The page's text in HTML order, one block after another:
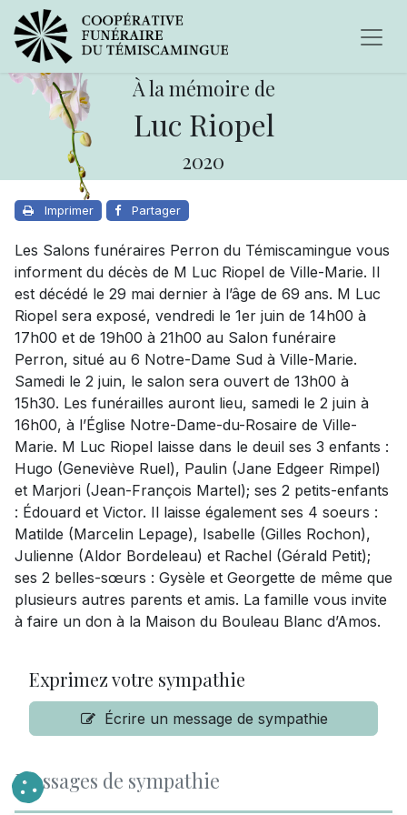
À la mémoire de
Luc Riopel
2020
Imprimer Partager
Les Salons funéraires Perron du Témiscamingue vous
informent du décès de M Luc Riopel de Ville-Marie. Il
est décédé le 29 mai dernier à l’âge de 69 ans. M Luc
Riopel sera exposé, vendredi le 1er juin de 14h00 à
17h00 et de 19h00 à 21h00 au Salon funéraire
Perron, situé au 6 Notre-Dame Sud à Ville-Marie.
Samedi le 2 juin, le salon sera ouvert de 13h00 à
15h30. Les funérailles auront lieu, samedi le 2 juin à
16h00, à l’Église Notre-Dame-du-Rosaire de Ville-
Marie. M Luc Riopel laisse dans le deuil ses 3 enfants :
Hugo (Geneviève Ruel), Paulin (Jane Edgeer Rimpel)
et Marjori (Jean-François Martel); ses 2 petits-enfants
: Édouard et Victor. Il laisse également ses 4 soeurs :
Matilde (Marcelin Lepage), Isabelle (Gilles Rochon),
Julienne (Aldor Bordeleau) et Rachel (Gérald Petit);
ses 2 belles-sœurs : Gysèle et Georgette de même que
plusieurs autres parents et amis. La famille vous invite
à faire un don à la Maison du Bouleau Blanc d’Amos.
Exprimez votre sympathie
Écrire un message de sympathie
Messages de sympathie